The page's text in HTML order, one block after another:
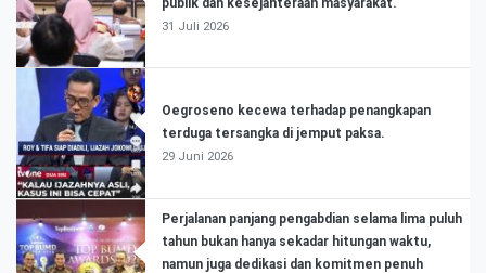
publik dan kesejahteraan masyarakat.
31 Juli 2026
Oegroseno kecewa terhadap penangkapan
terduga tersangka di jemput paksa.
29 Juni 2026
Perjalanan panjang pengabdian selama lima puluh
tahun bukan hanya sekadar hitungan waktu,
namun juga dedikasi dan komitmen penuh